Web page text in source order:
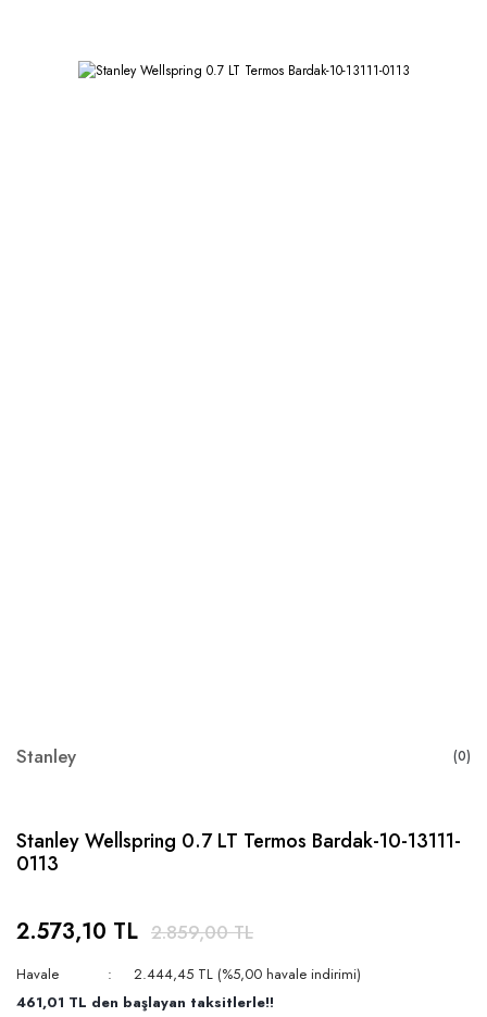
Stanley (0)
Stanley Wellspring 0.7 LT Termos Bardak-10-13111-
0113
2.573,10 TL 2.859,00 TL
Havale
2.444,45 TL (%5,00 havale indirimi)
461,01 TL den başlayan taksitlerle!!